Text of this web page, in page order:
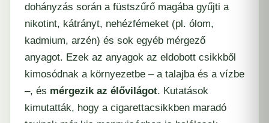
dohányzás során a füstszűrő magába gyűjti a
nikotint, kátrányt, nehézfémeket (pl. ólom,
kadmium, arzén) és sok egyéb mérgező
anyagot. Ezek az anyagok az eldobott csikkből
kimosódnak a környezetbe – a talajba és a vízbe
–, és mérgezik az élővilágot. Kutatások
kimutatták, hogy a cigarettacsikkben maradó